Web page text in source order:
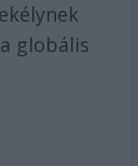
globális